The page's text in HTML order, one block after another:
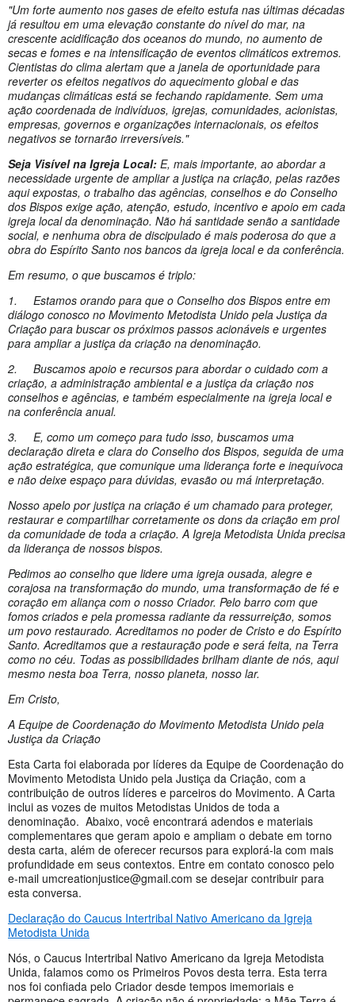
"Um forte aumento nos gases de efeito estufa nas últimas décadas
já resultou em uma elevação constante do nível do mar, na
crescente acidificação dos oceanos do mundo, no aumento de
secas e fomes e na intensificação de eventos climáticos extremos.
Cientistas do clima alertam que a janela de oportunidade para
reverter os efeitos negativos do aquecimento global e das
mudanças climáticas está se fechando rapidamente. Sem uma
ação coordenada de indivíduos, igrejas, comunidades, acionistas,
empresas, governos e organizações internacionais, os efeitos
negativos se tornarão irreversíveis."
Seja Visível na Igreja Local: E, mais importante, ao abordar a
necessidade urgente de ampliar a justiça na criação, pelas razões
aqui expostas, o trabalho das agências, conselhos e do Conselho
dos Bispos exige ação, atenção, estudo, incentivo e apoio em cada
igreja local da denominação. Não há santidade senão a santidade
social, e nenhuma obra de discipulado é mais poderosa do que a
obra do Espírito Santo nos bancos da igreja local e da conferência.
Em resumo, o que buscamos é triplo:
1. Estamos orando para que o Conselho dos Bispos entre em
diálogo conosco no Movimento Metodista Unido pela Justiça da
Criação para buscar os próximos passos acionáveis e urgentes
para ampliar a justiça da criação na denominação.
2. Buscamos apoio e recursos para abordar o cuidado com a
criação, a administração ambiental e a justiça da criação nos
conselhos e agências, e também especialmente na igreja local e
na conferência anual.
3. E, como um começo para tudo isso, buscamos uma
declaração direta e clara do Conselho dos Bispos, seguida de uma
ação estratégica, que comunique uma liderança forte e inequívoca
e não deixe espaço para dúvidas, evasão ou má interpretação.
Nosso apelo por justiça na criação é um chamado para proteger,
restaurar e compartilhar corretamente os dons da criação em prol
da comunidade de toda a criação. A Igreja Metodista Unida precisa
da liderança de nossos bispos.
Pedimos ao conselho que lidere uma igreja ousada, alegre e
corajosa na transformação do mundo, uma transformação de fé e
coração em aliança com o nosso Criador. Pelo barro com que
fomos criados e pela promessa radiante da ressurreição, somos
um povo restaurado. Acreditamos no poder de Cristo e do Espírito
Santo. Acreditamos que a restauração pode e será feita, na Terra
como no céu. Todas as possibilidades brilham diante de nós, aqui
mesmo nesta boa Terra, nosso planeta, nosso lar.
Em Cristo,
A Equipe de Coordenação do Movimento Metodista Unido pela
Justiça da Criação
Esta Carta foi elaborada por líderes da Equipe de Coordenação do
Movimento Metodista Unido pela Justiça da Criação, com a
contribuição de outros líderes e parceiros do Movimento. A Carta
inclui as vozes de muitos Metodistas Unidos de toda a
denominação. Abaixo, você encontrará adendos e materiais
complementares que geram apoio e ampliam o debate em torno
desta carta, além de oferecer recursos para explorá-la com mais
profundidade em seus contextos. Entre em contato conosco pelo
e-mail umcreationjustice@gmail.com se desejar contribuir para
esta conversa.
Declaração do Caucus Intertribal Nativo Americano da Igreja
Metodista Unida
Nós, o Caucus Intertribal Nativo Americano da Igreja Metodista
Unida, falamos como os Primeiros Povos desta terra. Esta terra
nos foi confiada pelo Criador desde tempos imemoriais e